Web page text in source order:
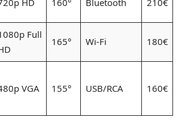
Full
165° Wi-Fi 180€
VGA 155° USB/RCA 160€